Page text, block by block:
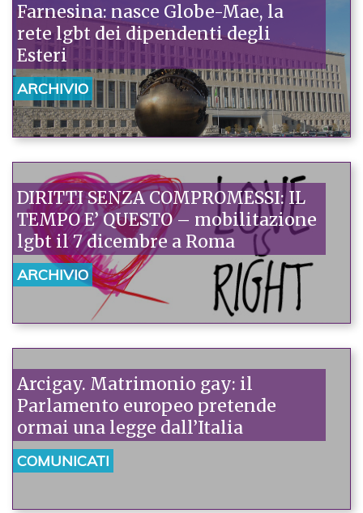
Farnesina: nasce Globe-Mae, la
rete lgbt dei dipendenti degli
Esteri
ARCHIVIO
DIRITTI SENZA COMPROMESSI: IL
TEMPO E’ QUESTO – mobilitazione
lgbt il 7 dicembre a Roma
ARCHIVIO
Arcigay. Matrimonio gay: il
Parlamento europeo pretende
ormai una legge dall’Italia
COMUNICATI